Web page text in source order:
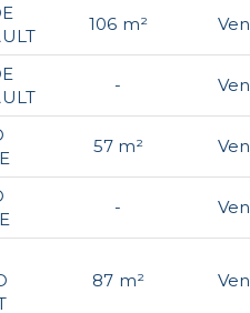
106 m²
-
57 m²
-
87 m²